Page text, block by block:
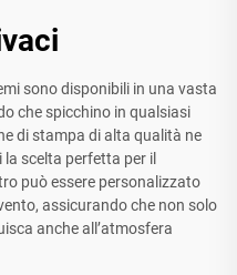
sono disponibili in una vasta
che spicchino in qualsiasi
di stampa di alta qualità ne
scelta perfetta per il
può essere personalizzato
assicurando che non solo
anche all’atmosfera